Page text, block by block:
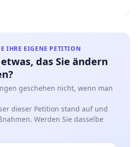
IHRE EIGENE PETITION
das Sie ändern
geschehen nicht, wenn man
dieser Petition stand auf und
Werden Sie dasselbe